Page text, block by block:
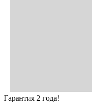
Гарантия 2 года!